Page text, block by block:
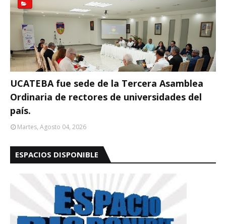
UCATEBA fue sede de la Tercera Asamblea
Ordinaria de rectores de universidades del
país.
Martes, Agosto 04, 2026
ESPACIOS DISPONIBLE